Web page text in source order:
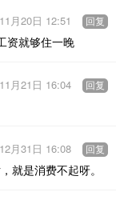
资就够住一晚
月20日 12:51 回复
月21日 16:04 回复
就是消费不起呀。
月31日 16:08 回复